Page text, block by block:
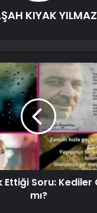
KIYAK YILMAZ
Soru: Kediler
mı?